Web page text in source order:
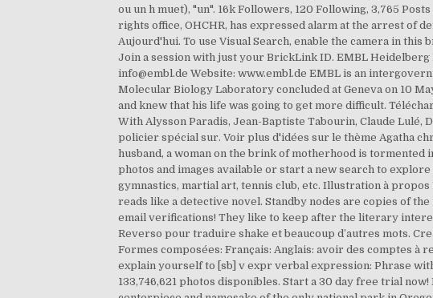
ou un h muet), "un". 16k Followers, 120 Following, 3,765
rights office, OHCHR, has expressed alarm at the arrest of
Aujourd'hui. To use Visual Search, enable the camera in
Join a session with just your BrickLink ID. EMBL Heidelberg
info@embl.de Website: www.embl.de EMBL is an
Molecular Biology Laboratory concluded at Ge­neva on 10
and knew that his life was going to get more difficult.
With Alysson Paradis, Jean-Baptiste Tabourin, Claude
policier spécial sur. Voir plus d'idées sur le thème Agatha
husband, a woman on the brink of motherhood is tormented
photos and images available or start a new search to
gymnastics, martial art, tennis club, etc. Illustration à
reads like a detective novel. Standby nodes are copies of
email verifications! They like to keep after the literary
Reverso pour traduire shake et beaucoup d’autres mots.
Formes composées: Français: Anglais: avoir des comptes à
explain yourself to [sb] v expr verbal expression: Phrase
133,746,621 photos disponibles. Start a 30 day free trial